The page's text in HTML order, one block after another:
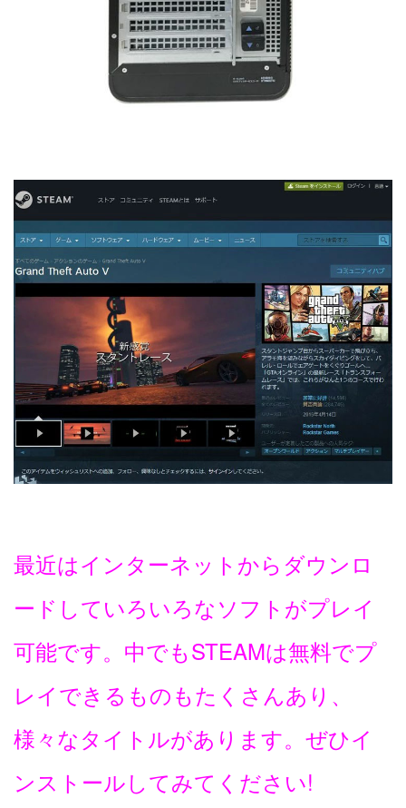
最近はインターネットからダウンロ
ードしていろいろなソフトがプレイ
可能です。中でもSTEAMは無料でプ
レイできるものもたくさんあり、
様々なタイトルがあります。ぜひイ
ンストールしてみてください!